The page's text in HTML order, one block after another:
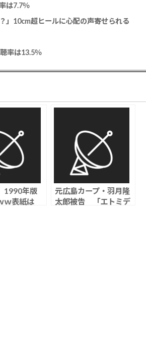
は7.7％
」10cm超ヒールに心配の声寄せられる
率は13.5％
1990年版
ｗ表紙は
元広島カープ・羽月隆
太郎被告 「エトミデ